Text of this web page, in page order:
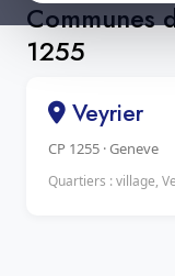
Communes
1255
Veyrier
CP 1255 · Geneve
Quartiers : village,